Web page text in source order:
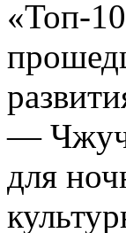
«Топ-
—
для